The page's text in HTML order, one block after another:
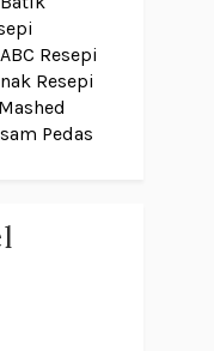
Resepi
Resepi
Pedas